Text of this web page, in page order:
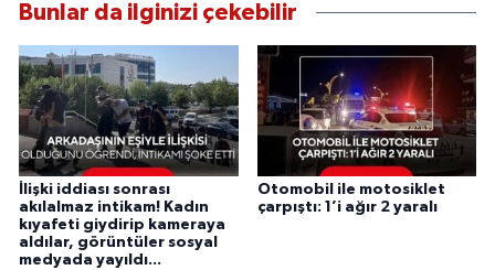
Bunlar da ilginizi çekebilir
İlişki iddiası sonrası
akılalmaz intikam! Kadın
kıyafeti giydirip kameraya
aldılar, görüntüler sosyal
medyada yayıldı...
Otomobil ile motosiklet
çarpıştı: 1’i ağır 2 yaralı